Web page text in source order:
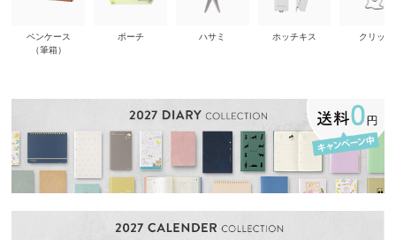
ペンケース
（筆箱）
ポーチ ハサミ ホッチキス クリップ